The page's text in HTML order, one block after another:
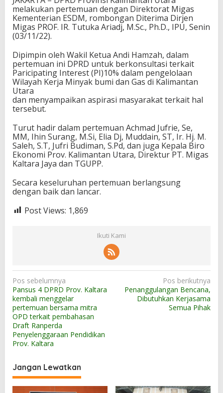
melakukan pertemuan dengan Direktorat Migas
Kementerian ESDM, rombongan Diterima Dirjen
Migas PROF. IR. Tutuka Ariadj, M.Sc., Ph.D., IPU, Senin
(03/11/22).
Dipimpin oleh Wakil Ketua Andi Hamzah, dalam
pertemuan ini DPRD untuk berkonsultasi terkait
Paricipating Interest (PI)10% dalam pengelolaan
Wilayah Kerja Minyak bumi dan Gas di Kalimantan
Utara
dan menyampaikan aspirasi masyarakat terkait hal
tersebut.
Turut hadir dalam pertemuan Achmad Jufrie, Se,
MM, Ihin Surang, M.Si, Elia Dj, Muddain, ST, Ir. Hj. M.
Saleh, S.T, Jufri Budiman, S.Pd, dan juga Kepala Biro
Ekonomi Prov. Kalimantan Utara, Direktur PT. Migas
Kaltara Jaya dan TGUPP.
Secara keseluruhan pertemuan berlangsung
dengan baik dan lancar.
Post Views: 1,869
Ikuti Kami
N
a
v
i
g
a
s
i
Pos sebelumnya
Pansus 4 DPRD Prov. Kaltara
kembali menggelar
pertemuan bersama mitra
OPD terkait pembahasan
Draft Ranperda
Penyelenggaraan Pendidikan
Prov. Kaltara
Pos berikutnya
Penanggulangan Bencana,
Dibutuhkan Kerjasama
Semua Pihak
Jangan Lewatkan